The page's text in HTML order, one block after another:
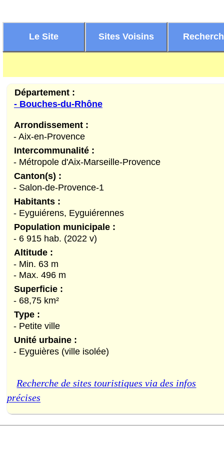
Le Site Sites Voisins
Département :
- Bouches-du-Rhône
Arrondissement :
- Aix-en-Provence
Intercommunalité :
- Métropole d'Aix-Marseille-Provence
Canton(s) :
- Salon-de-Provence-1
Habitants :
- Eyguiérens, Eyguiérennes
Population municipale :
- 6 915 hab. (2022 v)
Altitude :
- Min. 63 m
- Max. 496 m
Superficie :
- 68,75 km²
Type :
- Petite ville
Unité urbaine :
- Eyguières (ville isolée)
Recherche de sites touristiques via des infos
précises